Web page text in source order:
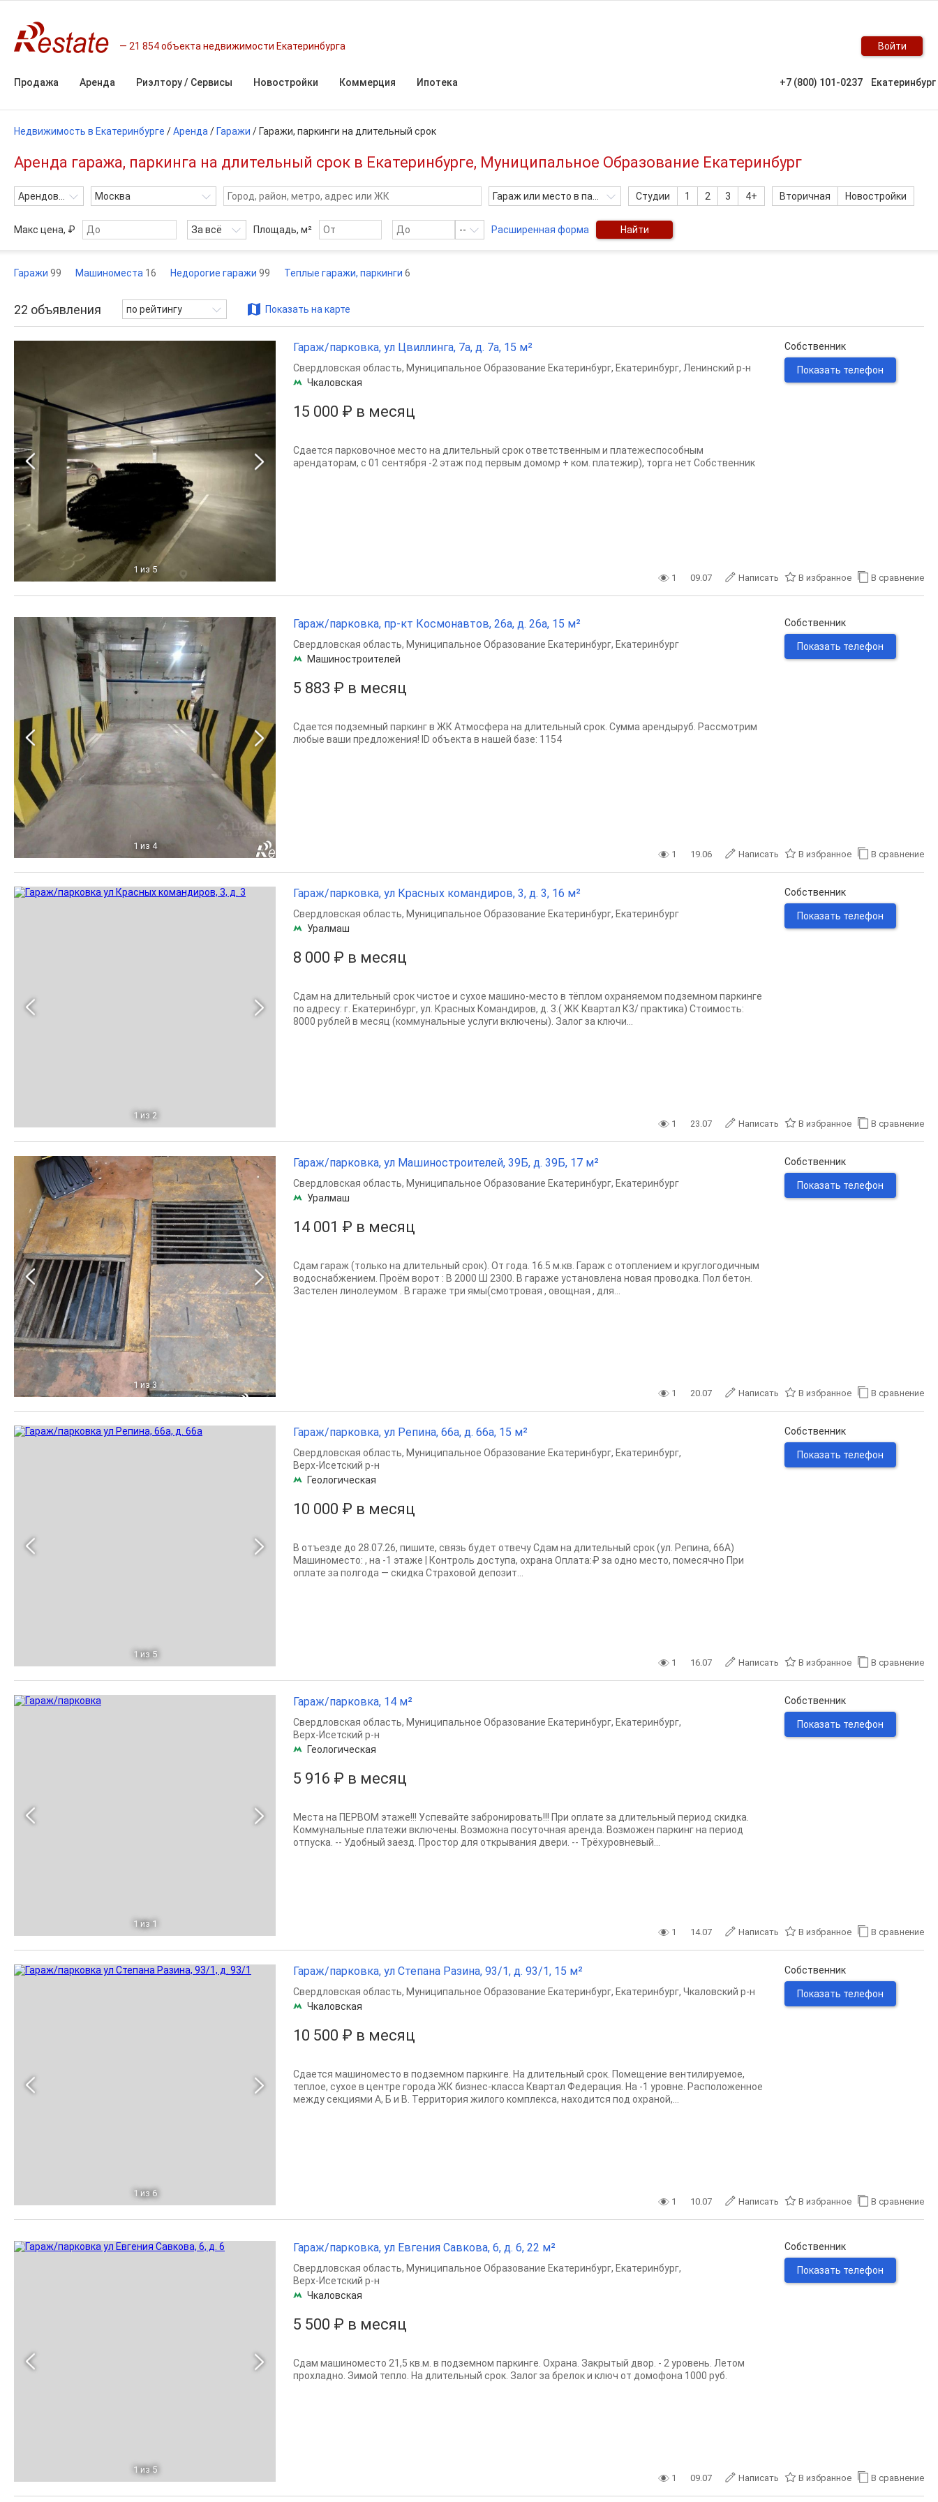
21 854 объекта недвижимости Екатеринбурга Войти
Продажа Аренда Риэлтору / Сервисы Новостройки Коммерция Ипотека +7 (800) 101-0237 Екатеринбург
Недвижимость в Екатеринбурге /Аренда / Гаражи / Гаражи, паркинги на длительный срок
Аренда гаража, паркинга на длительный срок в Екатеринбурге, Муниципальное Образование Екатеринбург
Арендовать Москва Гараж или место в паркинге Студии 1 2 3 4+ Вторичная Новостройки
Макс цена, ₽ За всё Площадь, м² -- Расширенная форма Найти
Гаражи 99 Машиноместа 16 Недорогие гаражи 99 Теплые гаражи, паркинги 6
22 объявления по рейтингу Показать на карте
1 из 5
Гараж/парковка, ул Цвиллинга, 7а, д. 7а, 15 м²
15 000 ₽ в месяц
Свердловская область, Муниципальное Образование Екатеринбург, Екатеринбург, Ленинский р-н
Чкаловская
Сдается парковочное место на длительный срок ответственным и платежеспособным
арендаторам, с 01 сентября -2 этаж под первым домомр + ком. платежир), торга нет Собственник
Собственник
Показать телефон
1 09.07 Написать В избранное В сравнение
1 из 4
Гараж/парковка, пр-кт Космонавтов, 26а, д. 26а, 15 м²
5 883 ₽ в месяц
Свердловская область, Муниципальное Образование Екатеринбург, Екатеринбург
Машиностроителей
Сдается подземный паркинг в ЖК Атмосфера на длительный срок. Сумма арендыруб. Рассмотрим
любые ваши предложения! ID объекта в нашей базе: 1154
Собственник
Показать телефон
1 19.06 Написать В избранное В сравнение
1 из 2
Гараж/парковка, ул Красных командиров, 3, д. 3, 16 м²
8 000 ₽ в месяц
Свердловская область, Муниципальное Образование Екатеринбург, Екатеринбург
Уралмаш
Сдам на длительный срок чистое и сухое машино-место в тёплом охраняемом подземном паркинге
по адресу: г. Екатеринбург, ул. Красных Командиров, д. 3.( ЖК Квартал К3/ практика) Стоимость:
8000 рублей в месяц (коммунальные услуги включены). Залог за ключи...
Собственник
Показать телефон
1 23.07 Написать В избранное В сравнение
1 из 3
Гараж/парковка, ул Машиностроителей, 39Б, д. 39Б, 17 м²
14 001 ₽ в месяц
Свердловская область, Муниципальное Образование Екатеринбург, Екатеринбург
Уралмаш
Сдам гараж (только на длительный срок). От года. 16.5 м.кв. Гараж с отоплением и круглогодичным
водоснабжением. Проём ворот : В 2000 Ш 2300. В гараже установлена новая проводка. Пол бетон.
Застелен линолеумом . В гараже три ямы(смотровая , овощная , для...
Собственник
Показать телефон
1 20.07 Написать В избранное В сравнение
1 из 5
Гараж/парковка, ул Репина, 66а, д. 66а, 15 м²
10 000 ₽ в месяц
Свердловская область, Муниципальное Образование Екатеринбург, Екатеринбург,
Верх-Исетский р-н
Геологическая
В отъезде до 28.07.26, пишите, связь будет отвечу Сдам на длительный срок (ул. Репина, 66А)
Машиноместо: , на -1 этаже | Контроль доступа, охрана Оплата:₽ за одно место, помесячно При
оплате за полгода — скидка Страховой депозит...
Собственник
Показать телефон
1 16.07 Написать В избранное В сравнение
1 из 1
Гараж/парковка, 14 м²
5 916 ₽ в месяц
Свердловская область, Муниципальное Образование Екатеринбург, Екатеринбург,
Верх-Исетский р-н
Геологическая
Места на ПЕРВОМ этаже!!! Успевайте забронировать!!! При оплате за длительный период скидка.
Коммунальные платежи включены. Возможна посуточная аренда. Возможен паркинг на период
отпуска. -- Удобный заезд. Простор для открывания двери. -- Трёхуровневый...
Собственник
Показать телефон
1 14.07 Написать В избранное В сравнение
1 из 6
Гараж/парковка, ул Степана Разина, 93/1, д. 93/1, 15 м²
10 500 ₽ в месяц
Свердловская область, Муниципальное Образование Екатеринбург, Екатеринбург, Чкаловский р-н
Чкаловская
Сдается машиноместо в подземном паркинге. На длительный срок. Помещение вентилируемое,
теплое, сухое в центре города ЖК бизнес-класса Квартал Федерация. На -1 уровне. Расположенное
между секциями А, Б и В. Территория жилого комплекса, находится под охраной,...
Собственник
Показать телефон
1 10.07 Написать В избранное В сравнение
1 из 5
Гараж/парковка, ул Евгения Савкова, 6, д. 6, 22 м²
5 500 ₽ в месяц
Свердловская область, Муниципальное Образование Екатеринбург, Екатеринбург,
Верх-Исетский р-н
Чкаловская
Сдам машиноместо 21,5 кв.м. в подземном паркинге. Охрана. Закрытый двор. - 2 уровень. Летом
прохладно. Зимой тепло. На длительный срок. Залог за брелок и ключ от домофона 1000 руб.
Собственник
Показать телефон
1 09.07 Написать В избранное В сравнение